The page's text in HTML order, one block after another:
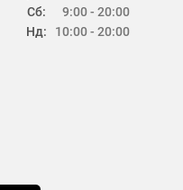
Сб:
Нд:
9:00 - 20:00
10:00 - 20:00